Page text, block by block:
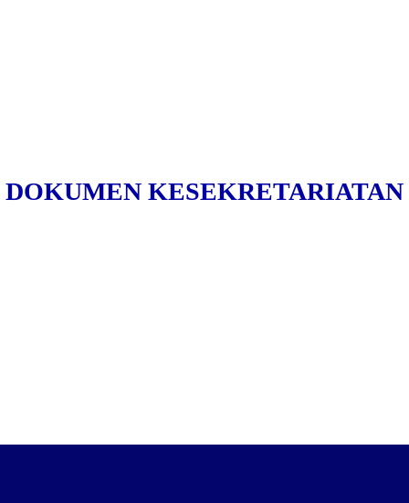
DOKUMEN KESEKRETARIATAN